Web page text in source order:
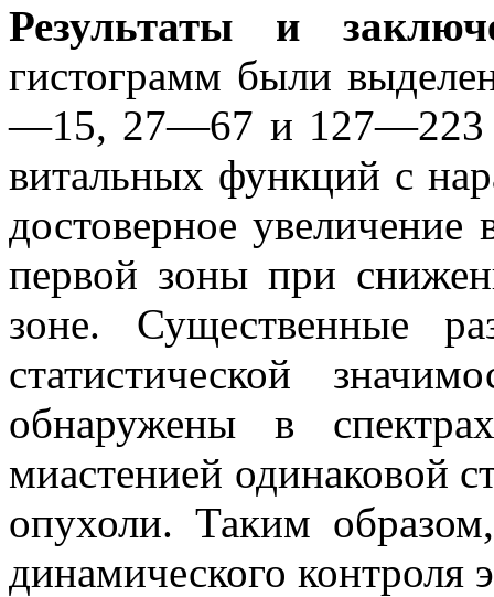
Результаты и
гистограмм были
—15, 27—67 и 127—223
витальных функций с
достоверное увеличение
первой зоны при
зоне. Существенные
статистической
обнаружены в
миастенией одинаковой
опухоли. Таким
динамического контроля